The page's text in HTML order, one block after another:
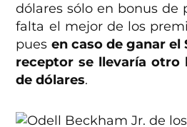
dólares sólo en bonus de
falta el mejor de los
pues en caso de ganar el
receptor se llevaría otro
de dólares.